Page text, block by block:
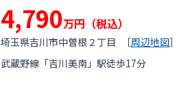
4,790万円（税込）
埼玉県吉川市中曽根２丁目 ［周辺地図］
武蔵野線「吉川美南」駅徒歩17分